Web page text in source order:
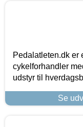
Pedalatleten.dk er
cykelforhandler
udstyr til
Se